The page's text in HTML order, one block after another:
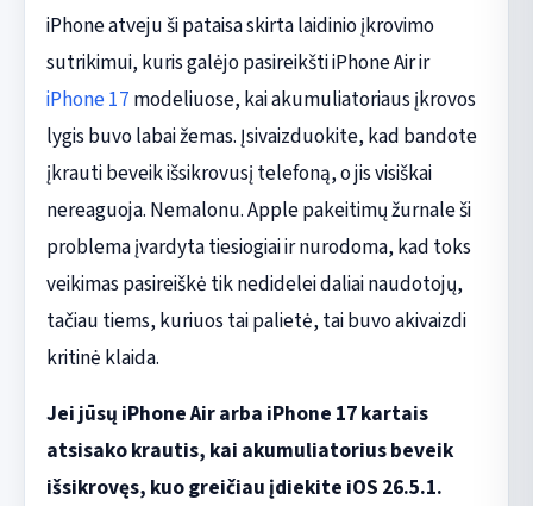
iPhone atveju ši pataisa skirta laidinio įkrovimo
sutrikimui, kuris galėjo pasireikšti iPhone Air ir
iPhone 17 modeliuose, kai akumuliatoriaus įkrovos
lygis buvo labai žemas. Įsivaizduokite, kad bandote
įkrauti beveik išsikrovusį telefoną, o jis visiškai
nereaguoja. Nemalonu. Apple pakeitimų žurnale ši
problema įvardyta tiesiogiai ir nurodoma, kad toks
veikimas pasireiškė tik nedidelei daliai naudotojų,
tačiau tiems, kuriuos tai palietė, tai buvo akivaizdi
kritinė klaida.
Jei jūsų iPhone Air arba iPhone 17 kartais
atsisako krautis, kai akumuliatorius beveik
išsikrovęs, kuo greičiau įdiekite iOS 26.5.1.